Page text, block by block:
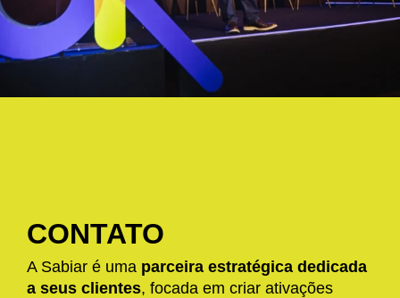
CONTATO
A Sabiar é uma parceira estratégica dedicada
a seus clientes, focada em criar ativações